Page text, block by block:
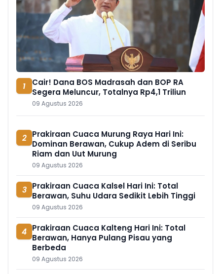
1
Cair! Dana BOS Madrasah dan BOP RA
Segera Meluncur, Totalnya Rp4,1 Triliun
09 Agustus 2026
2 Prakiraan Cuaca Murung Raya Hari Ini:
Dominan Berawan, Cukup Adem di Seribu
Riam dan Uut Murung
09 Agustus 2026
3 Prakiraan Cuaca Kalsel Hari Ini: Total
Berawan, Suhu Udara Sedikit Lebih Tinggi
09 Agustus 2026
4 Prakiraan Cuaca Kalteng Hari Ini: Total
Berawan, Hanya Pulang Pisau yang
Berbeda
09 Agustus 2026